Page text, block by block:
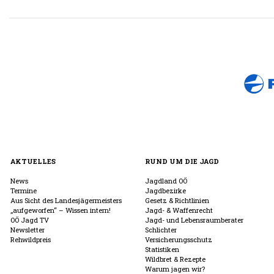
AKTUELLES
News
Termine
Aus Sicht des Landesjägermeisters
„aufgeworfen“ – Wissen intern!
OÖ Jagd TV
Newsletter
Rehwildpreis
RUND UM DIE JAGD
Jagdland OÖ
Jagdbezirke
Gesetz & Richtlinien
Jagd- & Waffenrecht
Jagd- und Lebensraumberater
Schlichter
Versicherungsschutz
Statistiken
Wildbret & Rezepte
Warum jagen wir?